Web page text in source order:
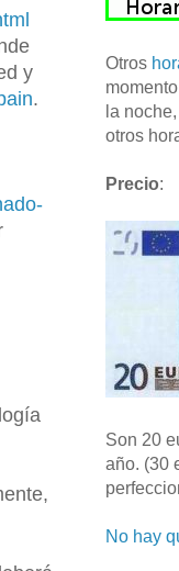
y
.
Otros
la
otros
Precio:
Son 20
año. (30
No hay